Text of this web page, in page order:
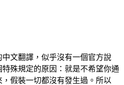
文翻譯，似乎沒有一個官方說
殊規定的原因：就是不希望你通
假裝一切都沒有發生過。所以